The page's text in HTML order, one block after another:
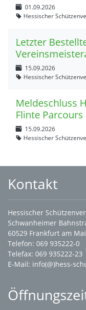
01.09.2026
Hessischer
Letzter
15.09.2026
Hessischer
Meldeschluss
Flinte Parcours
15.09.2026
Hessischer
Kontakt
Hessischer
Schwanheimer
60529 Frankfurt am
Telefon: 069 935222-0
Telefax: 069 935222-23
E-Mail: info(@)hess-